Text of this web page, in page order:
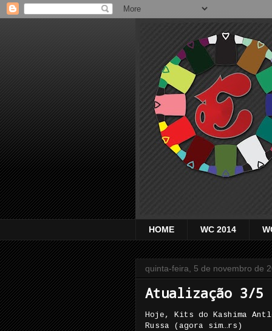
HOME WC 2014
quinta-feira, 5 de novembro de
Atualização 3/5
Hoje, Kits do Kashima
Russa (agora sim…rs)